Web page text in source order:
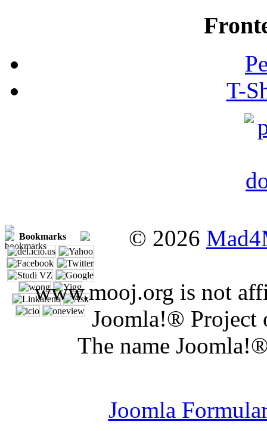
T-
Bookmarks © 2026
www.mooj.org is not
Joomla!® Project
The name
Joomla